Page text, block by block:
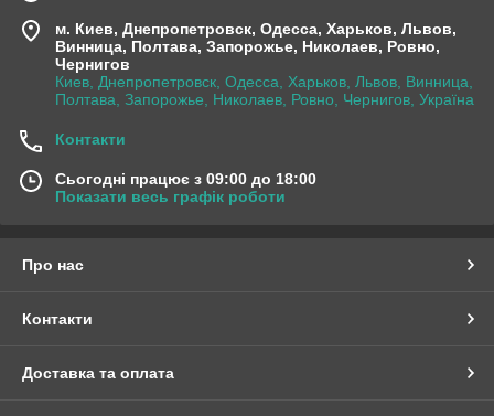
м. Киев, Днепропетровск, Одесса, Харьков, Львов,
Винница, Полтава, Запорожье, Николаев, Ровно,
Чернигов
Киев, Днепропетровск, Одесса, Харьков, Львов, Винница,
Полтава, Запорожье, Николаев, Ровно, Чернигов, Україна
Контакти
Сьогодні працює з 09:00 до 18:00
Показати весь графік роботи
Про нас
Контакти
Доставка та оплата